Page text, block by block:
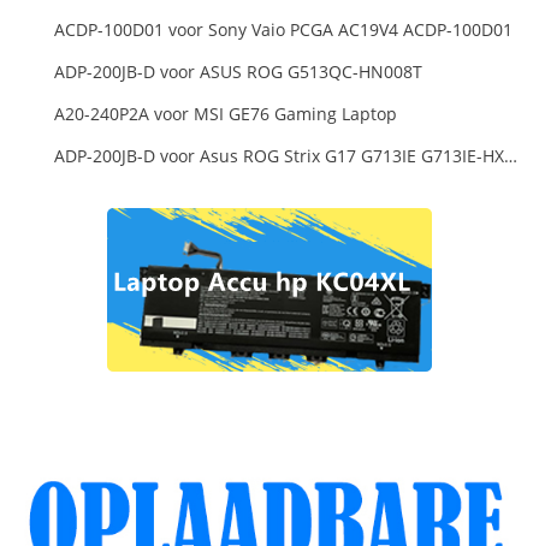
ACDP-100D01 voor Sony Vaio PCGA AC19V4 ACDP-100D01
ADP-200JB-D voor ASUS ROG G513QC-HN008T
A20-240P2A voor MSI GE76 Gaming Laptop
ADP-200JB-D voor Asus ROG Strix G17 G713IE G713IE-HX002W